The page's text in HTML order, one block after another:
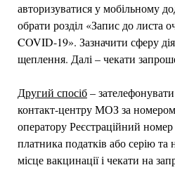
авторизуватися у мобільному
обрати розділ «Запис до листа
COVID-19». Зазначити сферу
щеплення. Далі – чекати
Другий спосіб–
контакт-центру МОЗ за
оператору Реєстраційний номер
платника податків або серію
місце вакцинації і чекати на